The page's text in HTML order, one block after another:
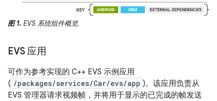
图 1. EVS 系统组件概览
EVS 应用
可作为参考实现的 C++ EVS 示例应用
( /packages/services/Car/evs/app )。该应用负责从
EVS 管理器请求视频帧，并将用于显示的已完成的帧发送